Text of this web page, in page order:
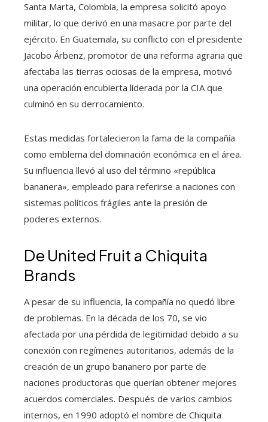
Santa Marta, Colombia, la empresa solicitó apoyo
militar, lo que derivó en una masacre por parte del
ejército. En Guatemala, su conflicto con el presidente
Jacobo Árbenz, promotor de una reforma agraria que
afectaba las tierras ociosas de la empresa, motivó
una operación encubierta liderada por la CIA que
culminó en su derrocamiento.
Estas medidas fortalecieron la fama de la compañía
como emblema del dominación económica en el área.
Su influencia llevó al uso del término «república
bananera», empleado para referirse a naciones con
sistemas políticos frágiles ante la presión de
poderes externos.
De United Fruit a Chiquita
Brands
A pesar de su influencia, la compañía no quedó libre
de problemas. En la década de los 70, se vio
afectada por una pérdida de legitimidad debido a su
conexión con regímenes autoritarios, además de la
creación de un grupo bananero por parte de
naciones productoras que querían obtener mejores
acuerdos comerciales. Después de varios cambios
internos, en 1990 adoptó el nombre de Chiquita